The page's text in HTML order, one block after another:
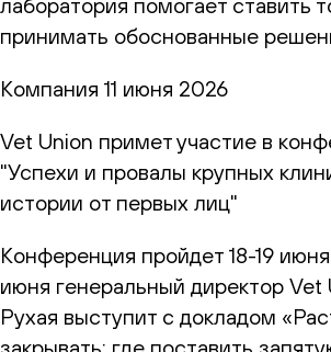
принимать обоснованные
Компания 11 июня 2026
Vet Union примет участие в
"Успехи и провалы крупных
истории от первых лиц"
Конференция пройдет 18-19
июня генеральный директор
Рухая выступит с докладом
закрывать: где поставить